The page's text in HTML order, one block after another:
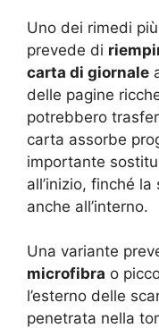
Uno dei rimedi
prevede di
carta di giornale
delle pagine
potrebbero
carta assorbe
importante
all’inizio, finché
anche all’interno.
Una variante
microfibra o
l’esterno delle
penetrata nella